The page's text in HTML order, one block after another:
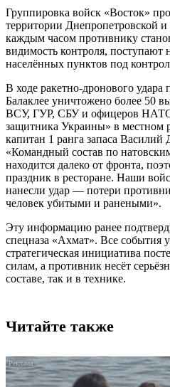
Группировка войск «Восток»
территории Днепропетровской
каждым часом противнику
видимость контроля, поступают
населённых пунктов под
В ходе ракетно-дронового удара
Балаклее уничтожено более 50
ВСУ, ГУР, СБУ и офицеров
защитника Украины» в местном
капитан 1 ранга запаса
«Командный состав по
находится далеко от фронта,
праздник в ресторане. Наши
нанесли удар — потери
человек убитыми и ранеными».
Эту информацию ранее
спецназа «Ахмат». Все события
стратегическая инициатива
силам, а противник несёт
составе, так и в технике.
Читайте также